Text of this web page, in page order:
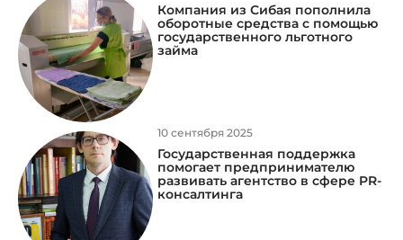
Компания из Сибая пополнила
оборотные средства с помощью
государственного льготного
займа
10 сентября 2025
Государственная поддержка
помогает предпринимателю
развивать агентство в сфере PR-
консалтинга